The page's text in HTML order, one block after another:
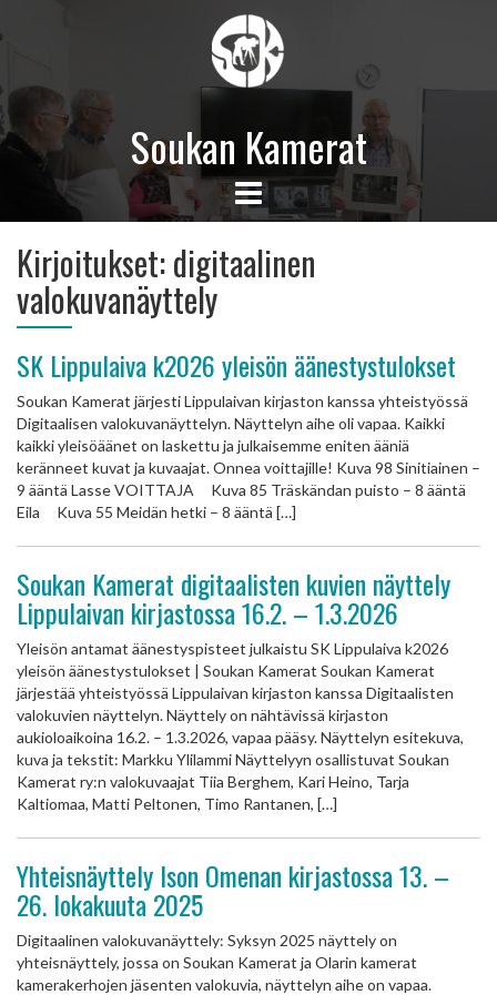
Soukan Kamerat
Kirjoitukset:digitaalinen
valokuvanäyttely
SK Lippulaiva k2026 yleisön äänestystulokset
Soukan Kamerat järjesti Lippulaivan kirjaston kanssa yhteistyössä
Digitaalisen valokuvanäyttelyn. Näyttelyn aihe oli vapaa. Kaikki
kaikki yleisöäänet on laskettu ja julkaisemme eniten ääniä
keränneet kuvat ja kuvaajat. Onnea voittajille! Kuva 98 Sinitiainen –
9 ääntä Lasse VOITTAJA Kuva 85 Träskändan puisto – 8 ääntä
Eila Kuva 55 Meidän hetki – 8 ääntä […]
Soukan Kamerat digitaalisten kuvien näyttely
Lippulaivan kirjastossa 16.2. – 1.3.2026
Yleisön antamat äänestyspisteet julkaistu SK Lippulaiva k2026
yleisön äänestystulokset | Soukan Kamerat Soukan Kamerat
järjestää yhteistyössä Lippulaivan kirjaston kanssa Digitaalisten
valokuvien näyttelyn. Näyttely on nähtävissä kirjaston
aukioloaikoina 16.2. – 1.3.2026, vapaa pääsy. Näyttelyn esitekuva,
kuva ja tekstit: Markku Ylilammi Näyttelyyn osallistuvat Soukan
Kamerat ry:n valokuvaajat Tiia Berghem, Kari Heino, Tarja
Kaltiomaa, Matti Peltonen, Timo Rantanen, […]
Yhteisnäyttely Ison Omenan kirjastossa 13. –
26. lokakuuta 2025
Digitaalinen valokuvanäyttely: Syksyn 2025 näyttely on
yhteisnäyttely, jossa on Soukan Kamerat ja Olarin kamerat
kamerakerhojen jäsenten valokuvia, näyttelyn aihe on vapaa.